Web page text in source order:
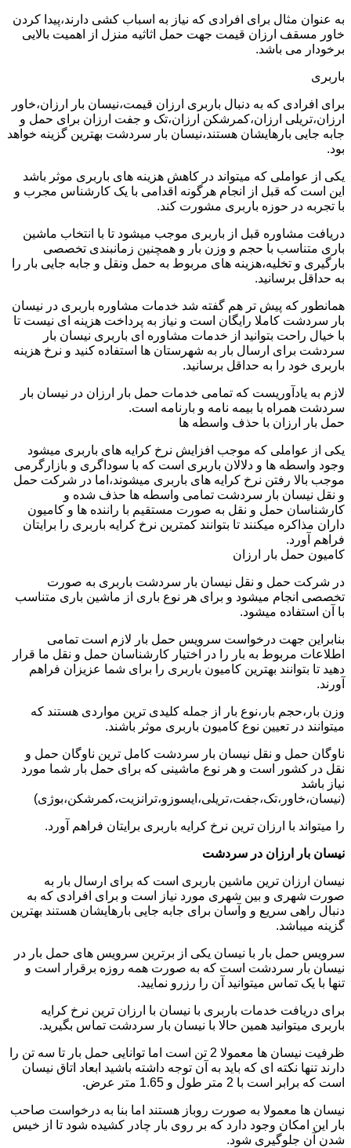
به عنوان مثال برای افرادی که نیاز به اسباب کشی دارند،پیدا کردن
خاور مسقف ارزان قیمت جهت حمل اثاثیه منزل از اهمیت بالایی
برخودار می باشد.
باربری
برای افرادی که به دنبال باربری ارزان قیمت،نیسان بار ارزان،خاور
ارزان،تریلی ارزان،کمرشکن ارزان،تک و جفت ارزان برای حمل و
جابه جایی بارهایشان هستند،نیسان بار سردشت بهترین گزینه خواهد
بود.
یکی از عواملی که میتواند در کاهش هزینه های باربری موثر باشد
این است که قبل از انجام هرگونه اقدامی با یک کارشناس مجرب و
با تجربه در حوزه باربری مشورت کند.
دریافت مشاوره قبل از باربری موجب میشود تا با انتخاب ماشین
باری متناسب با حجم و وزن بار و همچنین زمانبندی تخصصی
بارگیری و تخلیه،هزینه های مربوط به حمل ونقل و جابه جایی بار را
به حداقل برسانید.
همانطور که پیش تر هم گفته شد خدمات مشاوره باربری در نیسان
بار سردشت کاملا رایگان است و نیاز به پرداخت هزینه ای نیست تا
با خیال راحت بتوانید از خدمات مشاوره ای باربری نیسان بار
سردشت برای ارسال بار به شهرستان ها استفاده کنید و نرخ هزینه
باربری خود را به حداقل برسانید.
لازم به یادآوریست که تمامی خدمات حمل بار ارزان در نیسان بار
سردشت همراه با بیمه نامه و بارنامه است.
حمل بار ارزان با حذف واسطه ها
یکی از عواملی که موجب افزایش نرخ کرایه های باربری میشود
وجود واسطه ها و دلالان باربری است که با سوداگری و بازارگرمی
موجب بالا رفتن نرخ کرایه های باربری میشوند،اما در شرکت حمل
و نقل نیسان بار سردشت تمامی واسطه ها حذف شده و
کارشناسان حمل و نقل به صورت مستقیم با راننده ها و کامیون
داران مذاکره میکنند تا بتوانند کمترین نرخ کرایه باربری را برایتان
فراهم آورد.
کامیون حمل بار ارزان
در شرکت حمل و نقل نیسان بار سردشت باربری به صورت
تخصصی انجام میشود و برای هر نوع باری از ماشین باری متناسب
با آن استفاده میشود.
بنابراین جهت درخواست سرویس حمل بار لازم است تمامی
اطلاعات مربوط به بار را در اختیار کارشناسان حمل و نقل ما قرار
دهید تا بتوانند بهترین کامیون باربری را برای شما عزیزان فراهم
آورند.
وزن بار،حجم بار،نوع بار از جمله کلیدی ترین مواردی هستند که
میتوانند در تعیین نوع کامیون باربری موثر باشند.
ناوگان حمل و نقل نیسان بار سردشت کامل ترین ناوگان حمل و
نقل در کشور است و هر نوع ماشینی که برای حمل بار شما مورد
نیاز باشد
(نیسان،خاور،تک،جفت،تریلی،ایسوزو،ترانزیت،کمرشکن،بوژی)
را میتواند با ارزان ترین نرخ کرایه باربری برایتان فراهم آورد.
نیسان بار ارزان در سردشت
نیسان ارزان ترین ماشین باربری است که برای ارسال بار به
صورت شهری و بین شهری مورد نیاز است و برای افرادی که به
دنبال راهی سریع و وآسان برای جابه جایی بارهایشان هستند بهترین
گزینه میباشد.
سرویس حمل بار با نیسان یکی از برترین سرویس های حمل بار در
نیسان بار سردشت است که به صورت همه روزه برقرار است و
تنها با یک تماس میتوانید آن را رزرو نمایید.
برای دریافت خدمات باربری با نیسان با ارزان ترین نرخ کرایه
باربری میتوانید همین حالا با نیسان بار سردشت تماس بگیرید.
ظرفیت نیسان ها معمولا 2 تن است اما توانایی حمل بار تا سه تن را
دارند تنها نکته ای که باید به آن توجه داشته باشید ابعاد اتاق نیسان
است که برابر است با 2 متر طول و 1.65 متر عرض.
نیسان ها معمولا به صورت روباز هستند اما بنا به درخواست صاحب
بار این امکان وجود دارد که بر روی بار چادر کشیده شود تا از خیس
شدن آن جلوگیری شود.